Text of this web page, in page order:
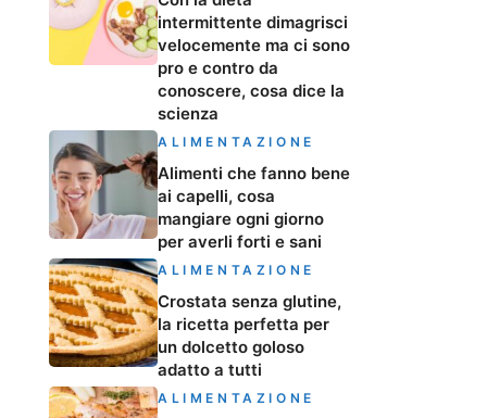
intermittente dimagrisci
velocemente ma ci sono
pro e contro da
conoscere, cosa dice la
scienza
ALIMENTAZIONE
Alimenti che fanno bene
ai capelli, cosa
mangiare ogni giorno
per averli forti e sani
ALIMENTAZIONE
Crostata senza glutine,
la ricetta perfetta per
un dolcetto goloso
adatto a tutti
ALIMENTAZIONE